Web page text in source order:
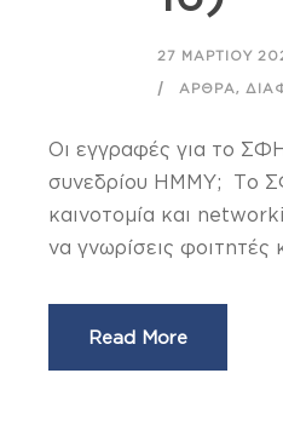
27 ΜΑΡΤΊΟΥ
ΆΡΘΡΑ,
Οι εγγραφές για το
συνεδρίου ΗΜΜΥ; Το
καινοτομία και
να γνωρίσεις φοιτητές
Read More